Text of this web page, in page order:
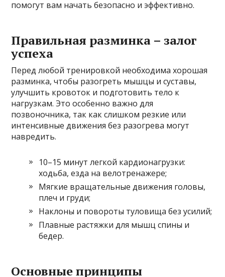
помогут вам начать безопасно и эффективно.
Правильная разминка – залог
успеха
Перед любой тренировкой необходима хорошая
разминка, чтобы разогреть мышцы и суставы,
улучшить кровоток и подготовить тело к
нагрузкам. Это особенно важно для
позвоночника, так как слишком резкие или
интенсивные движения без разогрева могут
навредить.
10–15 минут легкой кардионагрузки:
ходьба, езда на велотренажере;
Мягкие вращательные движения головы,
плеч и груди;
Наклоны и повороты туловища без усилий;
Плавные растяжки для мышц спины и
бедер.
Основные принципы